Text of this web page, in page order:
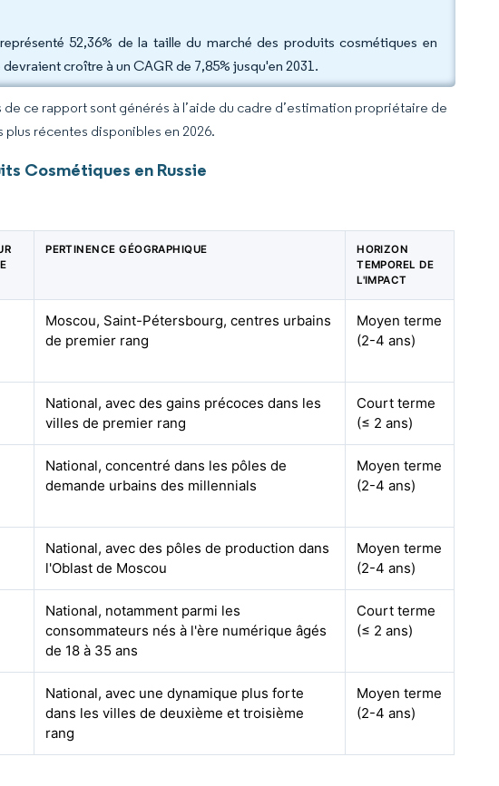
52,36% de la taille du marché des produits cosmétiques en
croître à un CAGR de 7,85% jusqu'en 2031.
ce rapport sont générés à l’aide du cadre d’estimation propriétaire de
récentes disponibles en 2026.
Cosmétiques en Russie
PERTINENCE GÉOGRAPHIQUE
HORIZON
TEMPOREL DE
L'IMPACT
Moscou, Saint-Pétersbourg, centres urbains
de premier rang
Moyen terme
(2-4 ans)
National, avec des gains précoces dans les
villes de premier rang
Court terme
(≤ 2 ans)
National, concentré dans les pôles de
demande urbains des millennials
Moyen terme
(2-4 ans)
National, avec des pôles de production dans
l'Oblast de Moscou
Moyen terme
(2-4 ans)
National, notamment parmi les
consommateurs nés à l'ère numérique âgés
de 18 à 35 ans
Court terme
(≤ 2 ans)
National, avec une dynamique plus forte
dans les villes de deuxième et troisième
rang
Moyen terme
(2-4 ans)